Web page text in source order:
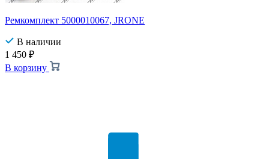
Ремкомплект 5000010067, JRONE
В наличии
1 450 ₽
В корзину